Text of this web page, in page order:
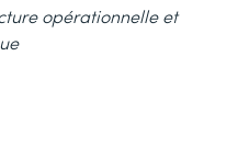
opérationnelle et